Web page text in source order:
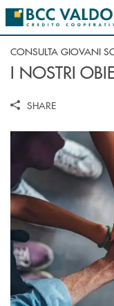
Salta al contenuto
CONSULTA GIOVANI
I NOSTRI
SHARE